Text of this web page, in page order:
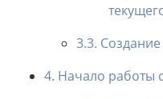
3.3.
4. Начало работы